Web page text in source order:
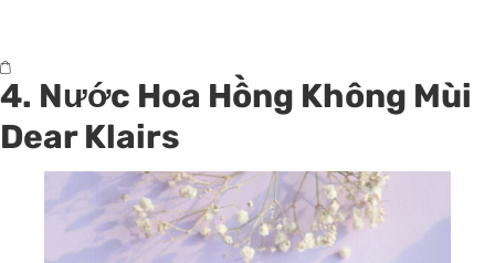
4. Nước Hoa Hồng Không Mùi
Dear Klairs